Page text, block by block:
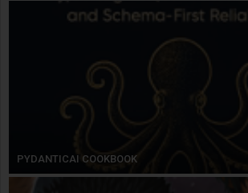
PYDANTICAI COOKBOOK